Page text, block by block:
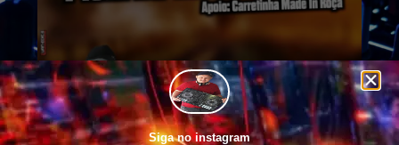
Siga no instagram